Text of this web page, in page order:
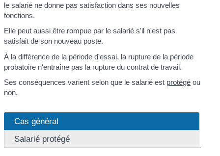
le salarié ne donne pas satisfaction dans ses nouvelles
fonctions.
Elle peut aussi être rompue par le salarié s'il n'est pas
satisfait de son nouveau poste.
À la différence de la période d'essai, la rupture de la période
probatoire n'entraîne pas la rupture du contrat de travail.
Ses conséquences varient selon que le salarié est protégé ou
non.
Cas général
Salarié protégé